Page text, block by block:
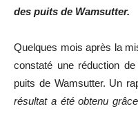
des puits de Wamsutter.
Quelques mois après la
constaté une réduction
puits de Wamsutter. Un
résultat a été obtenu